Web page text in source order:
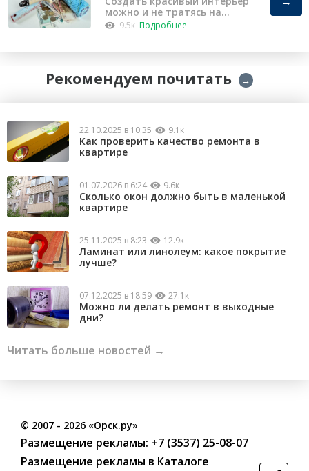
можно и не тратясь на
капремонт
9.5к Подробнее
Рекомендуем почитать →
22.10.2025 в 10:35 9.1к
Как проверить качество ремонта в
квартире
01.07.2026 в 6:24 9.6к
Сколько окон должно быть в маленькой
квартире
25.11.2025 в 8:23 12.9к
Ламинат или линолеум: какое покрытие
лучше?
07.12.2025 в 18:59 27.1к
Можно ли делать ремонт в выходные
дни?
Читать больше новостей →
© 2007 - 2026 «Орск.ру»
Размещение рекламы: +7 (3537) 25-08-07
Размещение рекламы в Каталоге